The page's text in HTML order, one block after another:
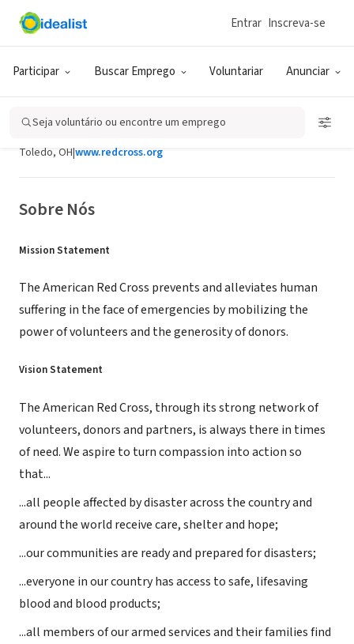
Participar Buscar Emprego Voluntariar Anunciar
Entrar Inscreva-se
Seja voluntário ou encontre um emprego
American Red Cross/Northern Ohio
Region
Toledo, OH|www.redcross.org
Sobre Nós
Mission Statement
The American Red Cross prevents and alleviates human
suffering in the face of emergencies by mobilizing the
power of volunteers and the generosity of donors.​
Vision Statement
The American Red Cross, through its strong network of
volunteers, donors and partners, is always there in times
of need. We aspire to turn compassion into action so
that...
...all people affected by disaster across the country and
around the world receive care, shelter and hope;
...our communities are ready and prepared for disasters;
...everyone in our country has access to safe, lifesaving
blood and blood products;
...all members of our armed services and their families find